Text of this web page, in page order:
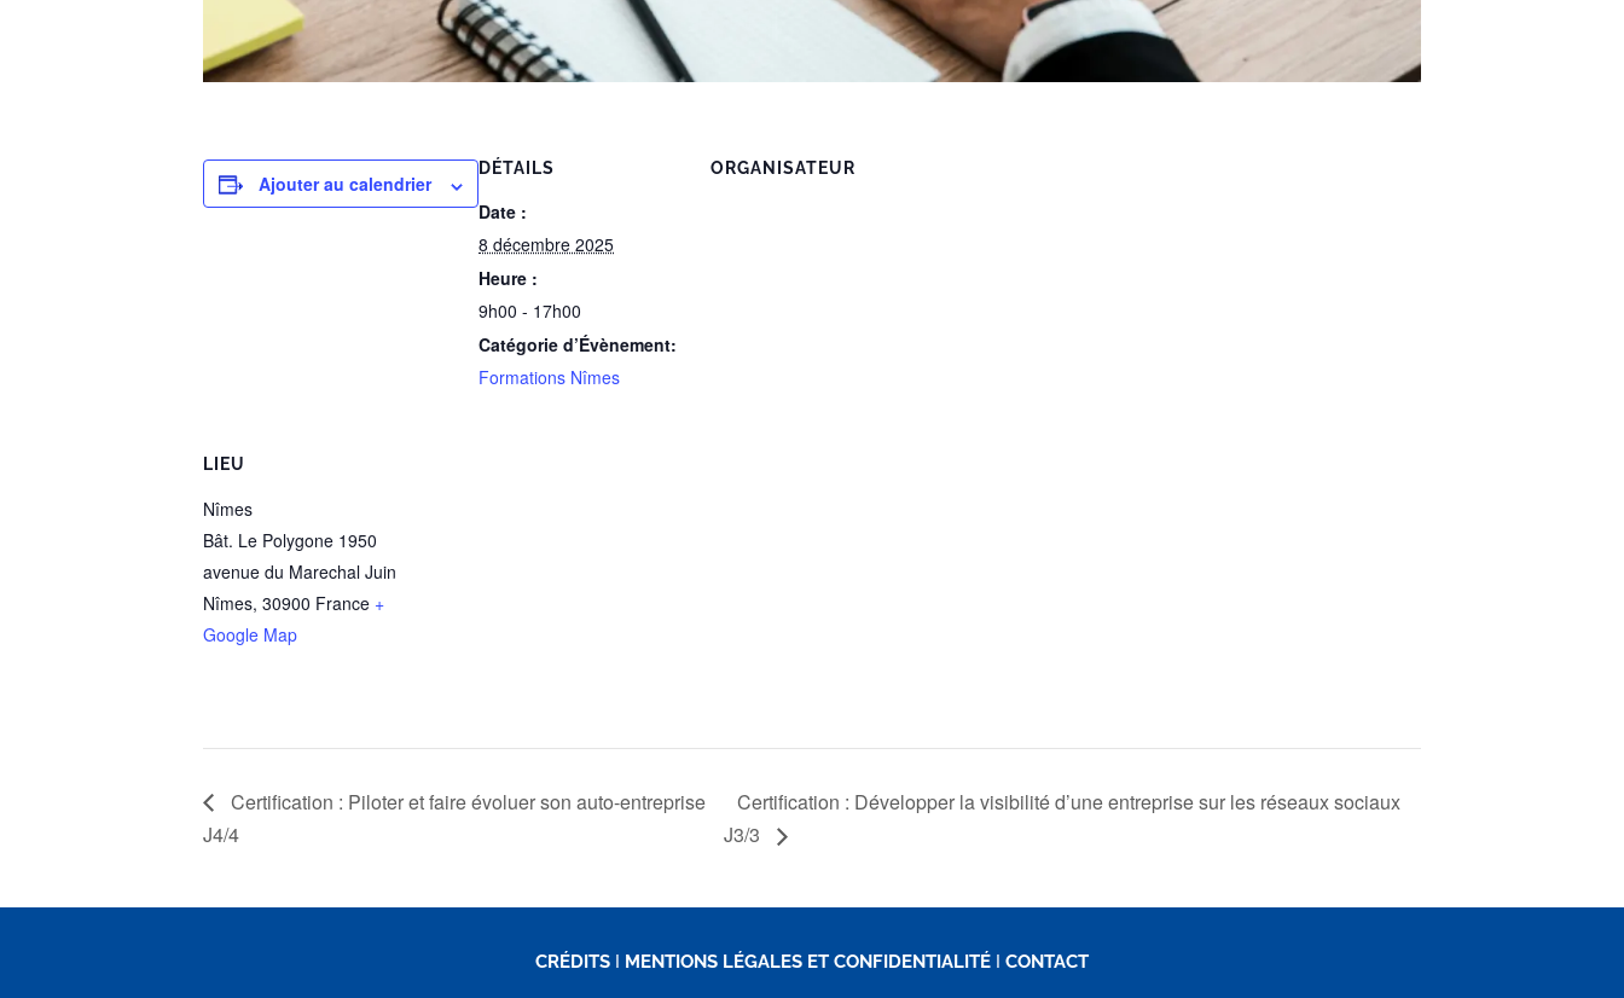
Ajouter au calendrier
DÉTAILS
Date :
8 décembre 2025
Heure :
9h00 - 17h00
Catégorie d’Évènement:
Formations Nîmes
ORGANISATEUR
LIEU
Nîmes
Bât. Le Polygone 1950
avenue du Marechal Juin
Nîmes, 30900 France +
Google Map
Certification : Piloter et faire évoluer son auto-entreprise
J4/4
Certification : Développer la visibilité d’une entreprise sur les réseaux sociaux
J3/3
CRÉDITS I MENTIONS LÉGALES ET CONFIDENTIALITÉ I CONTACT